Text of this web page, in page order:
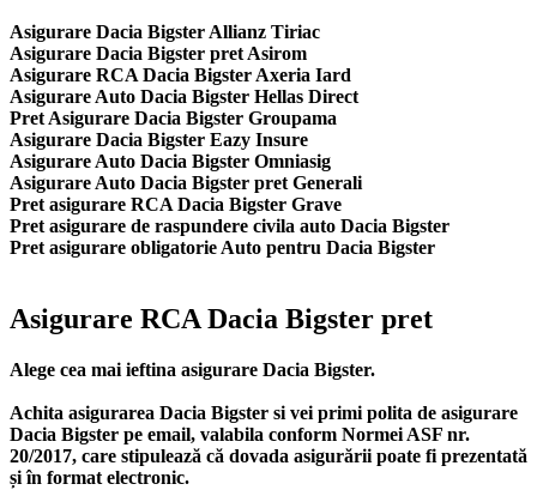
Asigurare Dacia Bigster Allianz Tiriac
Asigurare Dacia Bigster pret Asirom
Asigurare RCA Dacia Bigster Axeria Iard
Asigurare Auto Dacia Bigster Hellas Direct
Pret Asigurare Dacia Bigster Groupama
Asigurare Dacia Bigster Eazy Insure
Asigurare Auto Dacia Bigster Omniasig
Asigurare Auto Dacia Bigster pret Generali
Pret asigurare RCA Dacia Bigster Grave
Pret asigurare de raspundere civila auto Dacia Bigster
Pret asigurare obligatorie Auto pentru Dacia Bigster
Asigurare RCA Dacia Bigster pret
Alege cea mai ieftina asigurare Dacia Bigster.
Achita asigurarea Dacia Bigster si vei primi polita de asigurare
Dacia Bigster pe email, valabila conform Normei ASF nr.
20/2017, care stipulează că dovada asigurării poate fi prezentată
și în format electronic.